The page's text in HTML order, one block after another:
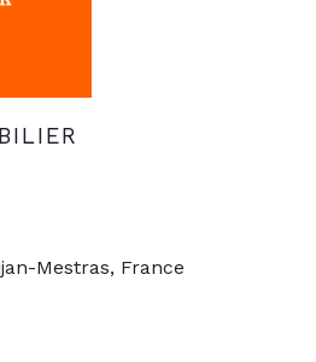
Mestras, France